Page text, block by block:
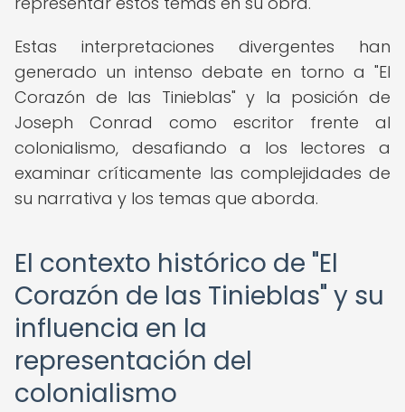
Estas interpretaciones divergentes han
generado un intenso debate en torno a "El
Corazón de las Tinieblas" y la posición de
Joseph Conrad como escritor frente al
colonialismo, desafiando a los lectores a
examinar críticamente las complejidades de
su narrativa y los temas que aborda.
El contexto histórico de "El
Corazón de las Tinieblas" y su
influencia en la
representación del
colonialismo